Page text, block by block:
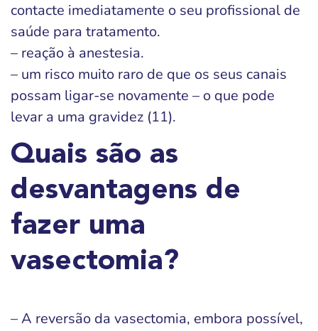
contacte imediatamente o seu profissional de
saúde para tratamento.
– reação à anestesia.
– um risco muito raro de que os seus canais
possam ligar-se novamente – o que pode
levar a uma gravidez (11).
Quais são as
desvantagens de
fazer uma
vasectomia?
– A reversão da vasectomia, embora possível,